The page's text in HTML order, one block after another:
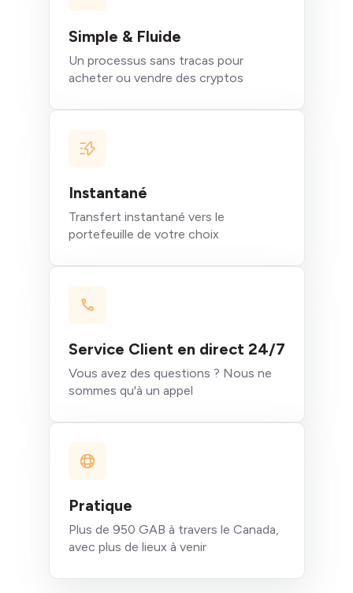
Simple & Fluide
Un processus sans tracas pour
acheter ou vendre des cryptos
Instantané
Transfert instantané vers le
portefeuille de votre choix
Service Client en direct 24/7
Vous avez des questions ? Nous ne
sommes qu'à un appel
Pratique
Plus de 950 GAB à travers le Canada,
avec plus de lieux à venir